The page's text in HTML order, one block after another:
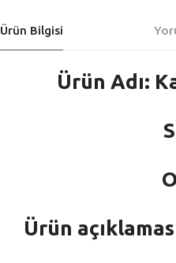
Ürün Bilgisi
Ürün Adı:
Ürün